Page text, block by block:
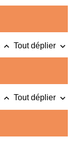
keyboard_arrow_up Tout déplier keyboard_arrow_down
keyboard_arrow_up Tout déplier keyboard_arrow_down